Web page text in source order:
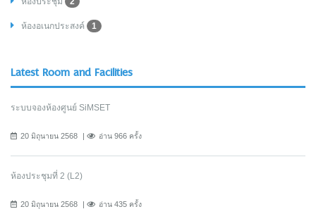
ห้องอเนกประสงค์ 1
Latest Room and Facilities
ระบบจองห้องศูนย์ SiMSET
20 มิถุนายน 2568 อ่าน 966 ครั้ง
ห้องประชุมที่ 2 (L2)
20 มิถุนายน 2568 อ่าน 435 ครั้ง